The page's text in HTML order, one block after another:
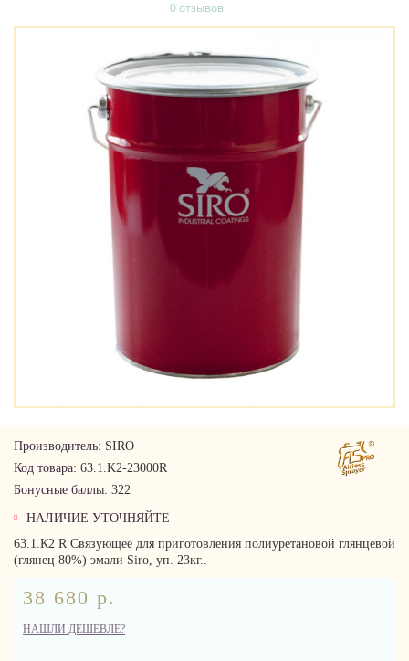
0 отзывов
Производитель: SIRO
Код товара: 63.1.K2-23000R
Бонусные баллы: 322
НАЛИЧИЕ УТОЧНЯЙТЕ
63.1.К2 R Связующее для приготовления полиуретановой глянцевой
(глянец 80%) эмали Siro, уп. 23кг..
38 680 р.
НАШЛИ ДЕШЕВЛЕ?